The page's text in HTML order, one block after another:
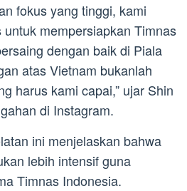
fokus yang tinggi, kami
mempersiapkan Timnas
dengan baik di Piala
atas Vietnam bukanlah
harus kami capai,” ujar Shin
di Instagram.
ini menjelaskan bahwa
lebih intensif guna
Timnas Indonesia.